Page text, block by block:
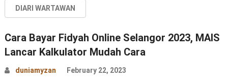
DIARI WARTAWAN
Cara Bayar Fidyah Online Selangor 2023, MAIS
Lancar Kalkulator Mudah Cara
duniamyzan February 22, 2023